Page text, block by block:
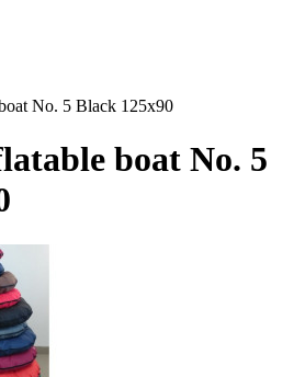
No. 5 Black 125x90
boat No. 5